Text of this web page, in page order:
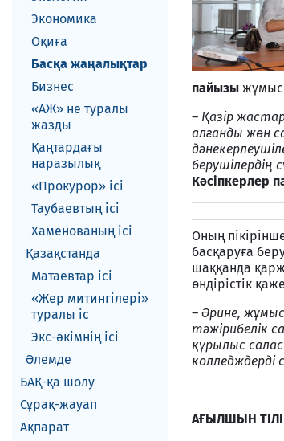
Экономика
Оқиға
Басқа жаңалықтар
Бизнес
«АЖ» не туралы
жазды
Қаңтардағы
наразылық
«Прокурор» ісі
Таубаевтың ісі
Хаменованың ісі
Қазақстанда
Матаевтар ici
«Жер митингілері»
туралы іс
Экс-әкiмнiң iсi
Әлемде
БАҚ-қа шолу
Сұрақ-жауап
Ақпарат
пайызы
– Қазір
алғанды жөн
берушілердің
Кәсіпкерлер
Оның
басқаруға
шаққанда
өндірістік
– Әрине,
тәжірибелік
құрылыс
колледждерді
АҒЫЛШЫН ТІЛІ